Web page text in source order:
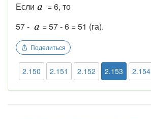
Если
= 6, то
57 -
= 57 - 6 = 51 (га).
Поделиться
2.150 2.151 2.152 2.153 2.154